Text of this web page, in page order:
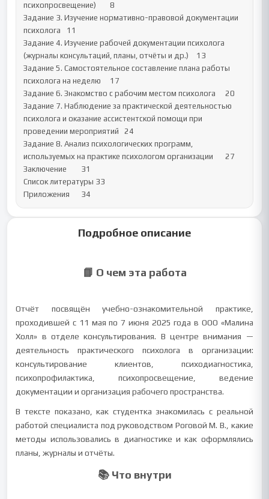
психопросвещение)	8
Задание 3. Изучение нормативно-правовой документации
психолога	11
Задание 4. Изучение рабочей документации психолога
(журналы консультаций, планы, отчёты и др.)	13
Задание 5. Самостоятельное составление плана работы
психолога на неделю	17
Задание 6. Знакомство с рабочим местом психолога	20
Задание 7. Наблюдение за практической деятельностью
психолога и оказание ассистентской помощи при
проведении мероприятий	24
Задание 8. Анализ психологических программ,
используемых на практике психологом организации	27
Заключение	31
Список литературы	33
Приложения	34
Подробное описание
📘 О чем эта работа
Отчёт посвящён учебно-ознакомительной практике,
проходившей с 11 мая по 7 июня 2025 года в ООО «Малина
Холл» в отделе консультирования. В центре внимания —
деятельность практического психолога в организации:
консультирование клиентов, психодиагностика,
психопрофилактика, психопросвещение, ведение
документации и организация рабочего пространства.
В тексте показано, как студентка знакомилась с реальной
работой специалиста под руководством Роговой М. В., какие
методы использовались в диагностике и как оформлялись
планы, журналы и отчёты.
📚 Что внутри